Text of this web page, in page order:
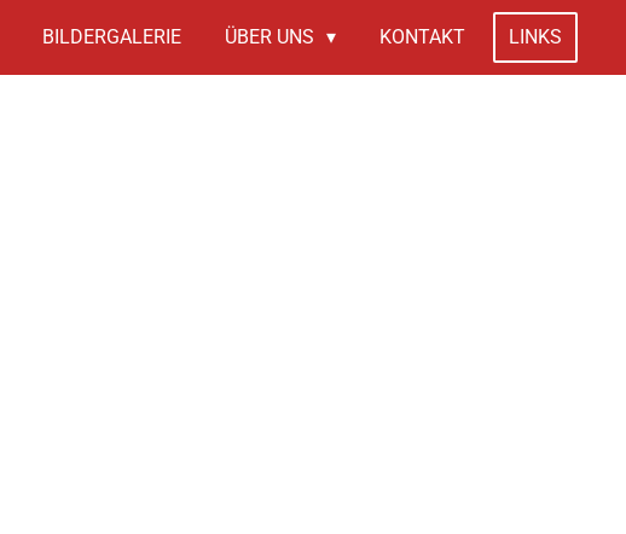
BILDERGALERIE ÜBER UNS KONTAKT LINKS